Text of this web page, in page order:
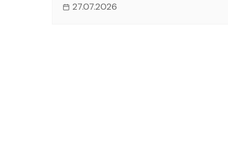
27.07.2026